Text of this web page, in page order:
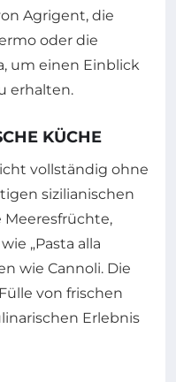
Agrigent, die
oder die
um einen Einblick
erhalten.
KÜCHE
vollständig ohne
sizilianischen
Meeresfrüchte,
„Pasta alla
wie Cannoli. Die
von frischen
Erlebnis